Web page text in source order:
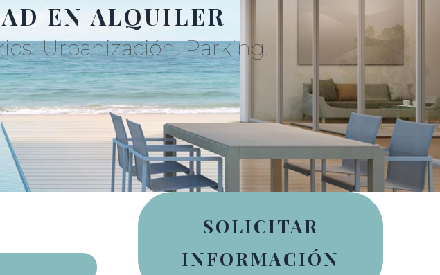
EN ALQUILER
Urbanización. Parking.
SOLICITAR
INFORMACIÓN